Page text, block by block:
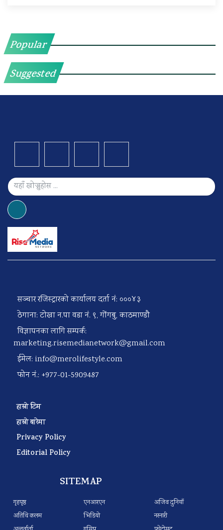
Popular
Suggested
सञ्चार रजिस्ट्रारको कार्यालय दर्ता नं: ०००४३
ठेगाना: टोखा न.पा वडा नं. ९, गोंगबु, काठमाण्डौ
विज्ञापनका लागि सम्पर्क:
marketing.risemedianetwork@gmail.com
ईमेल: info@merolifestyle.com
फोन नं.: +977-01-5909487
हाम्रो टिम
हाम्रो बारेमा
Privacy Policy
Editorial Policy
SITEMAP
गृहपृष्ठ
अतिथि कलम
एनआरएन
भिडियो
अजिव दुनियाँ
नरनारी